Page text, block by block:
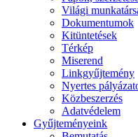
Világi
Dokumentumok
Kitüntetések
Térkép
Miserend
Linkgyűjtemény
Nyertes
Közbeszerzés
Adatvédelem
Gyűjteményeink